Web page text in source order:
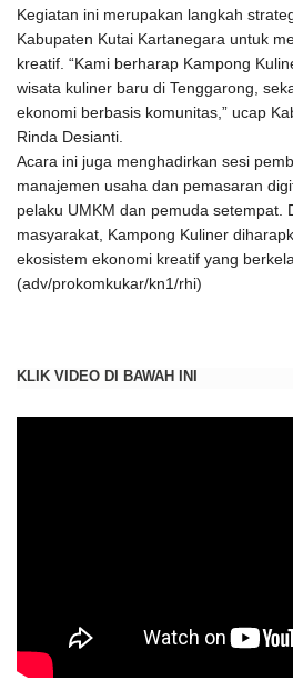
Kegiatan ini merupakan langkah
Kabupaten Kutai Kartanegara untuk
kreatif. “Kami berharap Kampong
wisata kuliner baru di Tenggarong,
ekonomi berbasis komunitas,” ucap
Rinda Desianti.
Acara ini juga menghadirkan sesi
manajemen usaha dan pemasaran
pelaku UMKM dan pemuda setempat.
masyarakat, Kampong Kuliner
ekosistem ekonomi kreatif yang
(adv/prokomkukar/kn1/rhi)
KLIK VIDEO DI BAWAH INI